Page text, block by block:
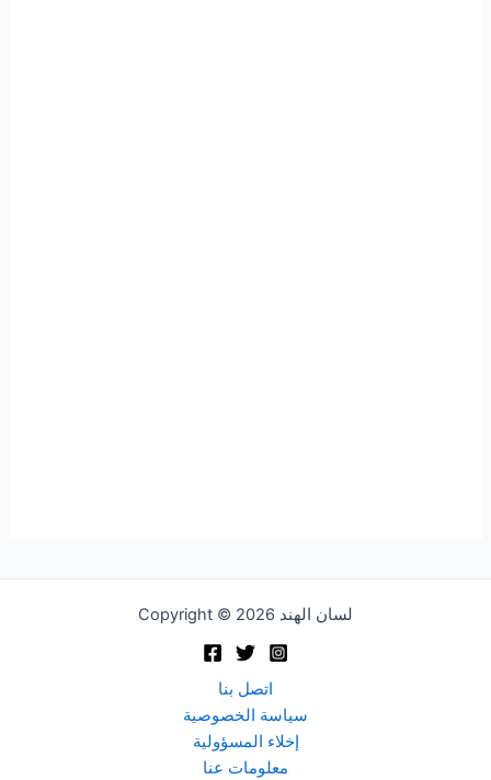
Copyright © 2026 لسان الهند
اتصل بنا
سياسة الخصوصية
إخلاء المسؤولية
معلومات عنا